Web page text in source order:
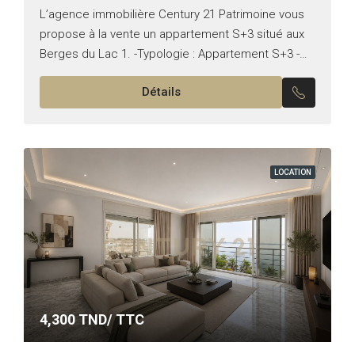
L’agence immobilière Century 21 Patrimoine vous
propose à la vente un appartement S+3 situé aux
Berges du Lac 1. -Typologie : Appartement S+3 -
Superficie : 445 m² **Il se compose de :...
Détails
LOCATION
4,300 TND/ TTC